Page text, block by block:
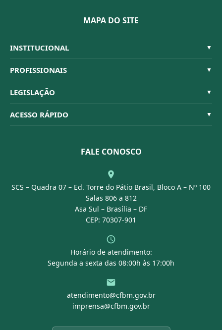
MAPA DO SITE
INSTITUCIONAL ▼
Sistema CFBM
Quem Somos
Organograma
Conselheiros
PROFISSIONAIS ▼
Habilitações
Código de Ética
Dúvidas Frequentes
LEGISLAÇÃO ▼
Resoluções
ACESSO RÁPIDO ▼
Portal Transparência
FALE CONOSCO
SCS – Quadra 07 – Ed. Torre do Pátio Brasil, Bloco A – Nº 100
Salas 806 a 812
Asa Sul – Brasília – DF
CEP: 70307-901
Horário de atendimento:
Segunda a sexta das 08:00h às 17:00h
atendimento@cfbm.gov.br
imprensa@cfbm.gov.br